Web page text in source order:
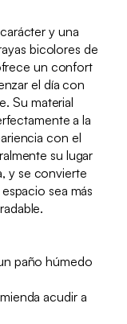
y una
bicolores de
un confort
el día con
Su material
a la
con el
su lugar
y se convierte
sea más
paño húmedo
acudir a